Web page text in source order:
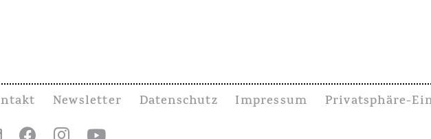
Newsletter Datenschutz Impressum Privatsphäre-